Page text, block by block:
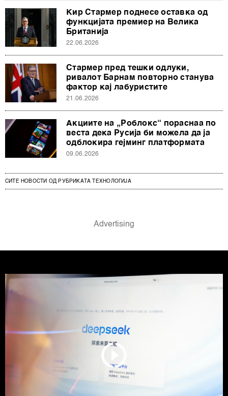
Кир Стармер поднесе оставка од
функцијата премиер на Велика
Британија
22.06.2026
Стармер пред тешки одлуки,
ривалот Барнам повторно станува
фактор кај лабуристите
21.06.2026
Акциите на „Роблокс“ пораснаа по
веста дека Русија би можела да ја
одблокира гејминг платформата
09.06.2026
СИТЕ НОВОСТИ ОД РУБРИКАТА ТЕХНОЛОГИЈА